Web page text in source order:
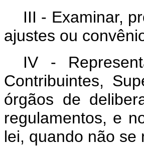
III - Examinar,
ajustes ou
IV -
Contribuintes,
órgãos de
regulamentos, e
lei, quando não se